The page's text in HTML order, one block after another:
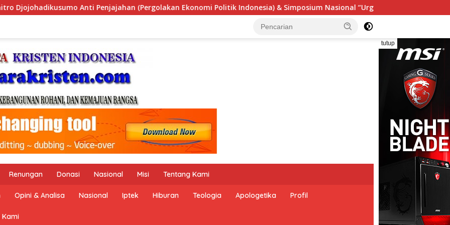
Ekonomi Politik Indonesia) & Simposium Nasional “Urgensi Undang-Undang Perekonomian Nasional dan
tutup
Renungan Donasi Nasional Misi Tentang Kami
Opini & Analisa Nasional Iptek Hiburan Teologia Apologetika Profil
Kami